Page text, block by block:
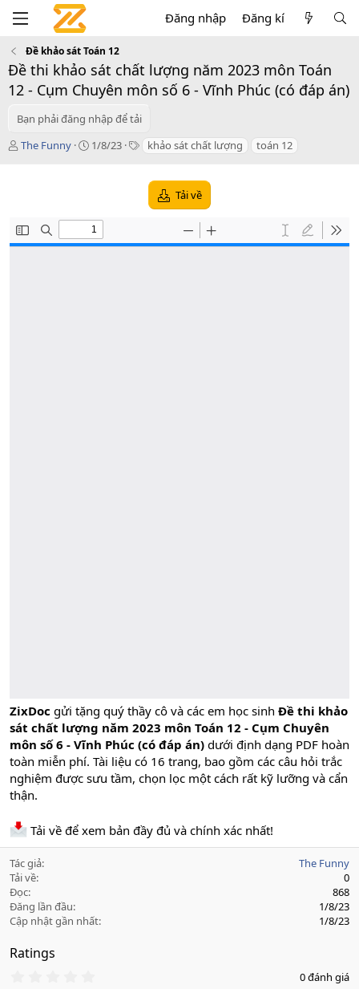
Đăng nhập Đăng kí
Đề khảo sát Toán 12
Đề thi khảo sát chất lượng năm 2023 môn Toán
12 - Cụm Chuyên môn số 6 - Vĩnh Phúc (có đáp án)
Bạn phải đăng nhập để tải
T
The Funny
C
o
n
1/8/23
T khảo sát chất lượng toán 12
Tải về
ZixDoc gửi tặng quý thầy cô và các em học sinh Đề thi khảo
sát chất lượng năm 2023 môn Toán 12 - Cụm Chuyên
môn số 6 - Vĩnh Phúc (có đáp án) dưới định dạng PDF hoàn
toàn miễn phí. Tài liệu có 16 trang, bao gồm các câu hỏi trắc
nghiệm được sưu tầm, chọn lọc một cách rất kỹ lưỡng và cẩn
thận.
Tải về để xem bản đầy đủ và chính xác nhất!
Tác giả
The Funny
Tải về
0
Đọc
868
Đăng lần đầu
1/8/23
Cập nhật gần nhất
1/8/23
Ratings
0 đánh giá